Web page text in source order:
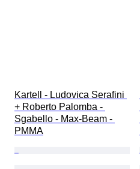
Kartell - Ludovica Serafini
+ Roberto Palomba -
Sgabello - Max-Beam -
PMMA